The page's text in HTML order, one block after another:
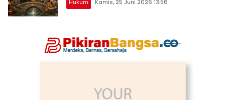
Hukum Kamis, 25 Juni 2026 13:56